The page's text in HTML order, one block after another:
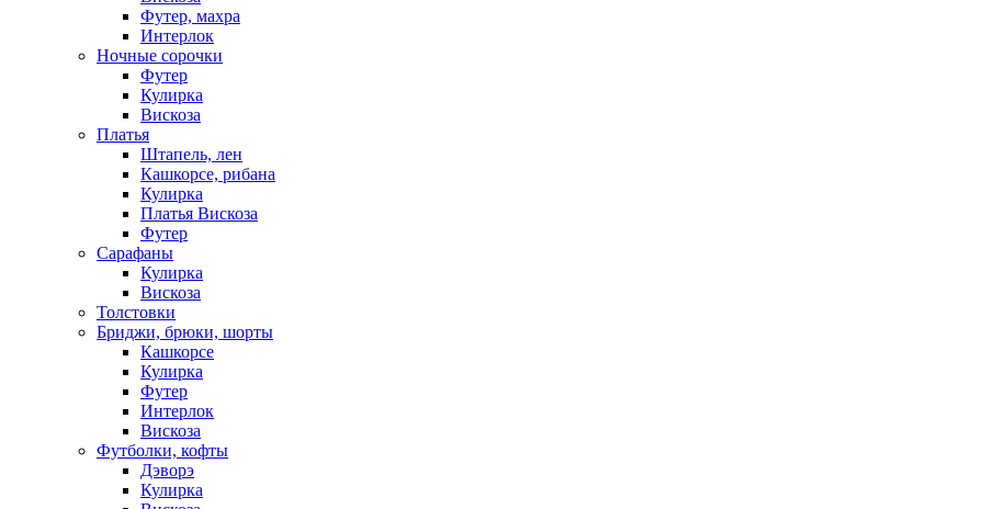
Футер, махра
Интерлок
Ночные сорочки
Футер
Кулирка
Вискоза
Платья
Штапель, лен
Кашкорсе, рибана
Кулирка
Платья Вискоза
Футер
Сарафаны
Кулирка
Вискоза
Толстовки
Бриджи, брюки, шорты
Кашкорсе
Кулирка
Футер
Интерлок
Вискоза
Футболки, кофты
Дэворэ
Кулирка